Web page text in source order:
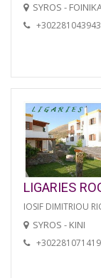
SYROS -
LIGARIES
IOSIF DIMITRIOU
SYROS - KINI